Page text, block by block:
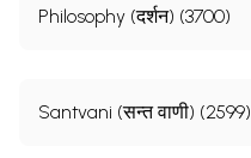
Philosophy (दर्शन) (3700)
Santvani (सन्त वाणी) (2599)